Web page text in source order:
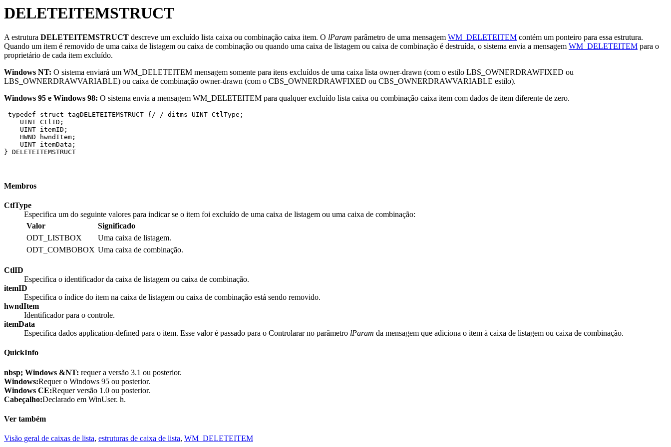
DELETEITEMSTRUCT
A estrutura DELETEITEMSTRUCT descreve um excluído lista caixa ou combinação caixa item. O lParam parâmetro de uma mensagem WM_DELETEITEM contém um ponteiro para essa estrutura.
Quando um item é removido de uma caixa de listagem ou caixa de combinação ou quando uma caixa de listagem ou caixa de combinação é destruída, o sistema envia a mensagem WM_DELETEITEM para o
proprietário de cada item excluído.
Windows NT: O sistema enviará um WM_DELETEITEM mensagem somente para itens excluídos de uma caixa lista owner-drawn (com o estilo LBS_OWNERDRAWFIXED ou
LBS_OWNERDRAWVARIABLE) ou caixa de combinação owner-drawn (com o CBS_OWNERDRAWFIXED ou CBS_OWNERDRAWVARIABLE estilo).
Windows 95 e Windows 98: O sistema envia a mensagem WM_DELETEITEM para qualquer excluído lista caixa ou combinação caixa item com dados de item diferente de zero.
typedef struct tagDELETEITEMSTRUCT {/ / ditms UINT CtlType;
    UINT CtlID;
    UINT itemID;
    HWND hwndItem;
    UINT itemData;
} DELETEITEMSTRUCT
Membros
CtlType
Especifica um do seguinte valores para indicar se o item foi excluído de uma caixa de listagem ou uma caixa de combinação:
Valor
Significado
ODT_LISTBOX
Uma caixa de listagem.
ODT_COMBOBOX Uma caixa de combinação.
CtlID
Especifica o identificador da caixa de listagem ou caixa de combinação.
itemID
Especifica o índice do item na caixa de listagem ou caixa de combinação está sendo removido.
hwndItem
Identificador para o controle.
itemData
Especifica dados application-defined para o item. Esse valor é passado para o Controlarar no parâmetro lParam da mensagem que adiciona o item à caixa de listagem ou caixa de combinação.
QuickInfo
nbsp; Windows &NT: requer a versão 3.1 ou posterior.
Windows:Requer o Windows 95 ou posterior.
Windows CE:Requer versão 1.0 ou posterior.
Cabeçalho:Declarado em WinUser. h.
Ver também
Visão geral de caixas de lista, estruturas de caixa de lista, WM_DELETEITEM